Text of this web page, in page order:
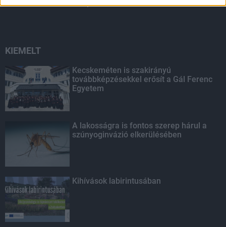
fizettek ki az NFKI Alapból
KIEMELT
Kecskeméten is szakirányú
továbbképzésekkel erősít a Gál Ferenc
Egyetem
A lakosságra is fontos szerep hárul a
szúnyoginvázió elkerülésében
Kihívások labirintusában